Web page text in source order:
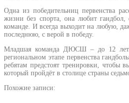
Одна из победительниц первенства
жизни без спорта, она любит гандбол,
команде. И всегда выходит на любую,
последнюю, с верой в победу.
Младшая команда ДЮСШ – до 12 лет
региональном этапе первенства
ребятам предстоят тренировки, чтобы
который пройдёт в столице страны
Похожие записи: